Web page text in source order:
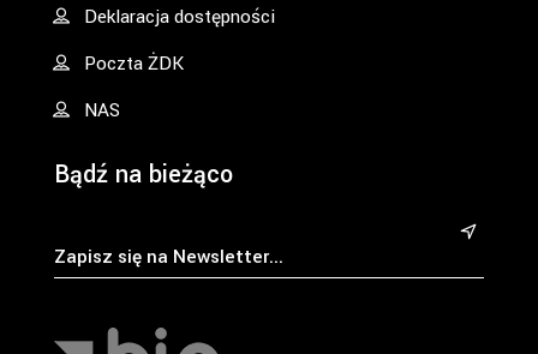
Deklaracja dostępności
Poczta ŻDK
NAS
Bądź na bieżąco
&